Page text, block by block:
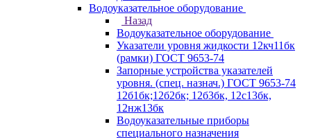
Водоуказательное оборудование
Назад
Водоуказательное оборудование
Указатели уровня жидкости 12кч11бк
(рамки) ГОСТ 9653-74
Запорные устройства указателей
уровня. (спец. назнач.) ГОСТ 9653-74
12б1бк;12б2бк; 12б3бк, 12с13бк,
12нж13бк
Водоуказательные приборы
специального назначения